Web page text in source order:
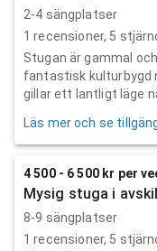
2-4 sängplatser
1 recensioner, 5
Stugan är gammal
fantastisk kulturbygd
gillar ett lantligt läge
Läs mer och se
4 500 - 6 500 kr per
Mysig stuga i
8-9 sängplatser
1 recensioner, 5